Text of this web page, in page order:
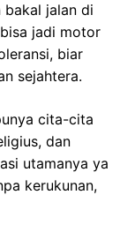
bakal jalan di
jadi motor
biar
sejahtera.
cita-cita
dan
utamanya ya
kerukunan,